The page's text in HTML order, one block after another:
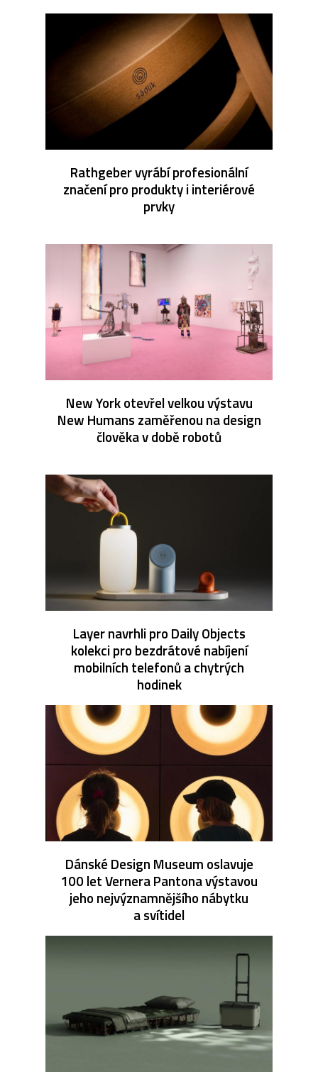
Rathgeber vyrábí profesionální
značení pro produkty i interiérové
prvky
New York otevřel velkou výstavu
New Humans zaměřenou na design
člověka v době robotů
Layer navrhli pro Daily Objects
kolekci pro bezdrátové nabíjení
mobilních telefonů a chytrých
hodinek
Dánské Design Museum oslavuje
100 let Vernera Pantona výstavou
jeho nejvýznamnějšího nábytku
a svítidel